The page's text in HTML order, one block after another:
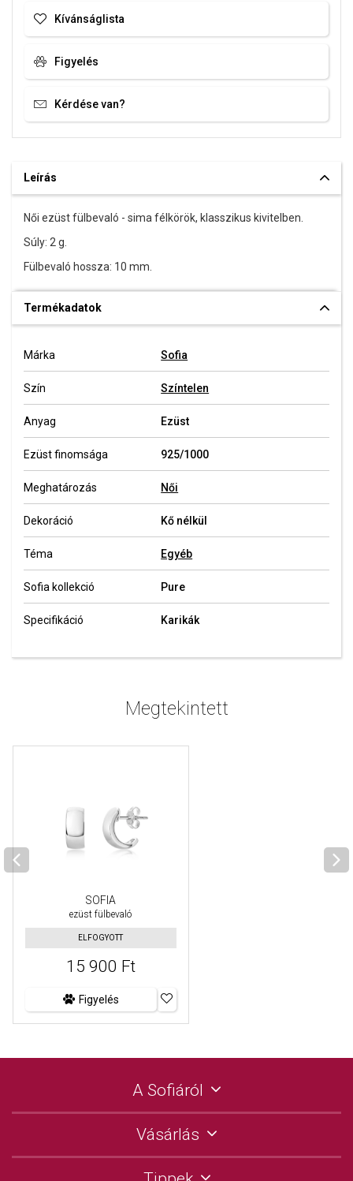
Kívánságlista
Figyelés
Kérdése van?
Leírás
Női ezüst fülbevaló - sima félkörök, klasszikus kivitelben.
Súly: 2 g.
Fülbevaló hossza: 10 mm.
Termékadatok
Márka Sofia
Szín Színtelen
Anyag Ezüst
Ezüst finomsága 925/1000
Meghatározás Női
Dekoráció Kő nélkül
Téma Egyéb
Sofia kollekció Pure
Specifikáció Karikák
Megtekintett
SOFIA
ezüst fülbevaló
ELFOGYOTT
15 900 Ft
Figyelés
A Sofiáról
Vásárlás